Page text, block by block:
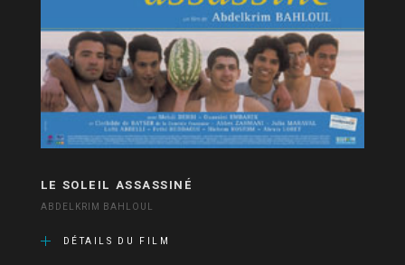
LE SOLEIL ASSASSINÉ
ABDELKRIM BAHLOUL
DÉTAILS DU FILM